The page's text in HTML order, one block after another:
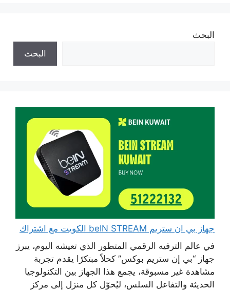
البحث
البحث
جهاز بي ان ستريم beIN STREAM الكويت مع اشتراك
في عالم الترفيه الرقمي المتطور الذي تعيشه اليوم، يبرز
جهاز “بي إن ستريم بوكس” كحلاً مبتكرًا يقدم تجربة
مشاهدة غير مسبوقة، يجمع هذا الجهاز بين التكنولوجيا
الحديثة والتفاعل السلس، ليُحوّل كل منزل إلى مركز